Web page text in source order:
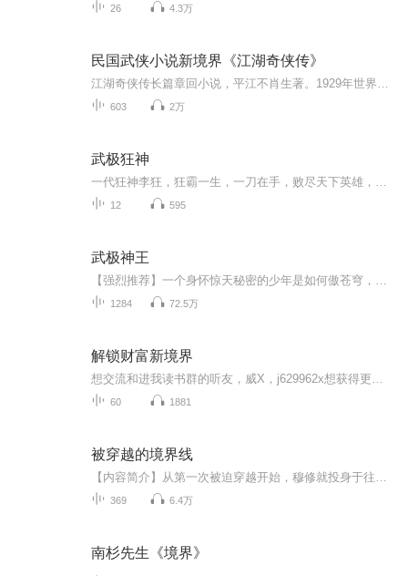
26 4.3万
民国武侠小说新境界《江湖奇侠传》
603 2万
武极狂神
12 595
武极神王
1284 72.5万
解锁财富新境界
60 1881
被穿越的境界线
369 6.4万
南杉先生《境界》